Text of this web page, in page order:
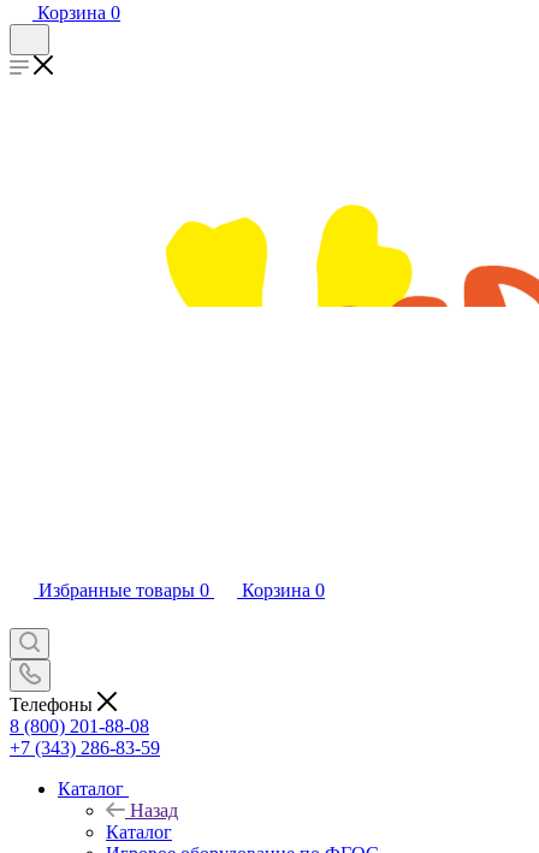
Корзина 0
Избранные товары 0 Корзина 0
Телефоны
8 (800) 201-88-08
+7 (343) 286-83-59
Каталог
Назад
Каталог